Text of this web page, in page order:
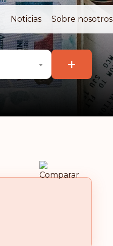
Noticias Sobre nosotros
+